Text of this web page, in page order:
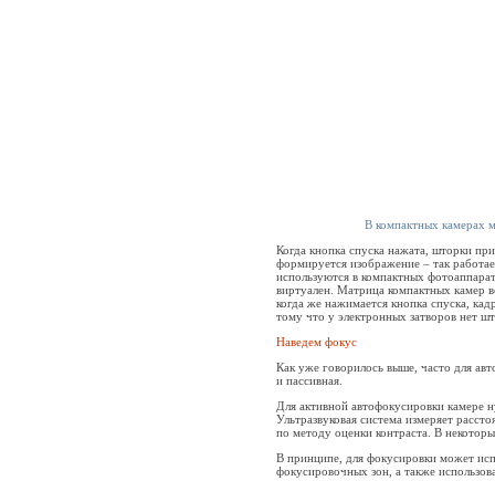
В компактных камерах
Когда кнопка спуска нажата, шторки
формируется изображение – так
используются в компактных
виртуален. Матрица компактных камер
когда же нажимается кнопка спуска,
тому что у электронных затворов нет
Наведем фокус
Как уже говорилось выше, часто для
и пассивная.
Для активной автофокусировки камере
Ультразвуковая система измеряет
по методу оценки контраста. В
В принципе, для фокусировки может
фокусировочных зон, а также